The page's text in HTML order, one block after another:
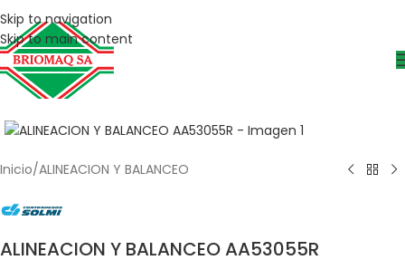
Skip to navigation
Skip to main content
Inicio/ALINEACION Y BALANCEO
ALINEACION Y BALANCEO AA53055R